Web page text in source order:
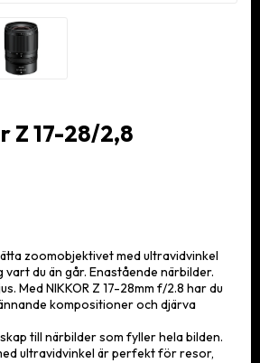
Z 17-28/2,8
zoomobjektivet med ultravidvinkel
vart du än går. Enastående närbilder.
Med NIKKOR Z 17-28mm f/2.8 har du
kompositioner och djärva
till närbilder som fyller hela bilden.
ultravidvinkel är perfekt för resor,